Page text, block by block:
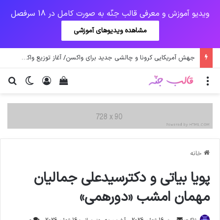
ویدیو آموزش و معرفی قالب جنّه به صورت کامل در 18 سرفصل
مشاهده ویدیوهای آموزشی
جهش آمریکایی کرونا و چالشی جدید برای واکسن/ آغاز توزیع واکسن از سوی اتحادیه کوواکس
تغییر ورود
دیدن سبد خرید منو
خانه
پويا بياتي و دكترسيدعلي جماليان
مهمان امشب «دورهمي»